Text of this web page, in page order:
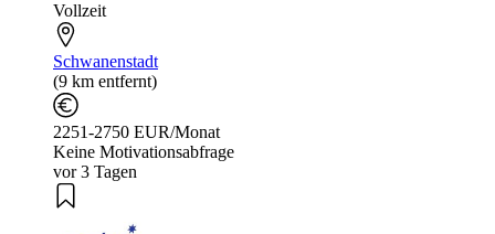
Vollzeit
Schwanenstadt
(9 km entfernt)
2251-2750 EUR/Monat
Keine Motivationsabfrage
vor 3 Tagen